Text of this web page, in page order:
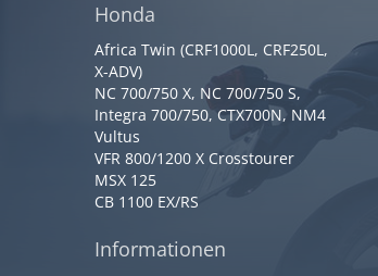
Honda
Africa Twin (CRF1000L, CRF250L,
X-ADV)
NC 700/750 X, NC 700/750 S,
Integra 700/750, CTX700N, NM4
Vultus
VFR 800/1200 X Crosstourer
MSX 125
CB 1100 EX/RS
Informationen